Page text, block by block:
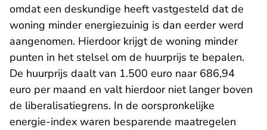
omdat een deskundige heeft vastgesteld dat de
woning minder energiezuinig is dan eerder werd
aangenomen. Hierdoor krijgt de woning minder
punten in het stelsel om de huurprijs te bepalen.
De huurprijs daalt van 1.500 euro naar 686,94
euro per maand en valt hierdoor niet langer boven
de liberalisatiegrens. In de oorspronkelijke
energie-index waren besparende maatregelen